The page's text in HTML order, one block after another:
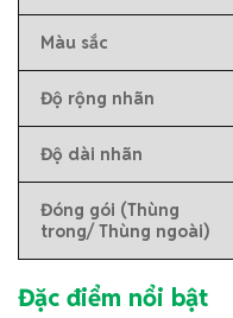
Màu sắc
Độ rộng nhãn
Độ dài nhãn
Đóng gói (Thùng
trong/ Thùng ngoài)
Đặc điểm nổi bật